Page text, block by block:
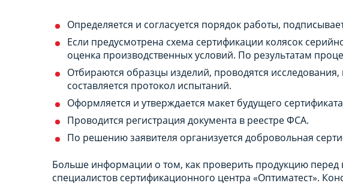
Определяется и согласуется порядок работы,
Если предусмотрена схема сертификации колясок
оценка производственных условий. По результатам
Отбираются образцы изделий, проводятся
составляется протокол испытаний.
Оформляется и утверждается макет будущего
Проводится регистрация документа в реестре ФСА.
По решению заявителя организуется добровольная
Больше информации о том, как проверить продукцию перед
специалистов сертификационного центра «Оптиматест».